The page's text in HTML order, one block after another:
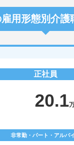
用形態別介護
正社員
20.1
非常勤・パート・アルバ